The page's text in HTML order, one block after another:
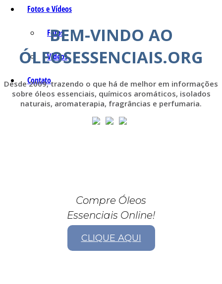
Fotos e Vídeos
Fotos
Vídeos
Contato
BEM-VINDO AO
ÓLEOSESSENCIAIS.ORG
Desde 2009, trazendo o que há de melhor em informações
sobre óleos essenciais, químicos aromáticos, isolados
naturais, aromaterapia, fragrâncias e perfumaria.
Compre Óleos
Essenciais Online!
CLIQUE AQUI